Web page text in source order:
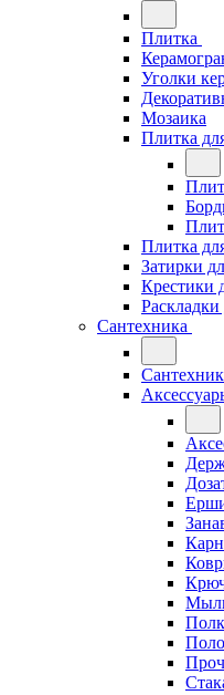
Плитка
Уголки
Мозаика
Плитка
Плитка
Затирки
Крестики
Раскладки
Сантехника